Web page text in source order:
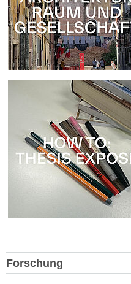
Forschung